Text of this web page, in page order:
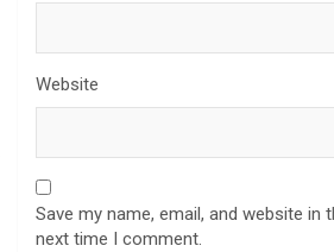
Website
Save my name, email, and website in
next time I comment.